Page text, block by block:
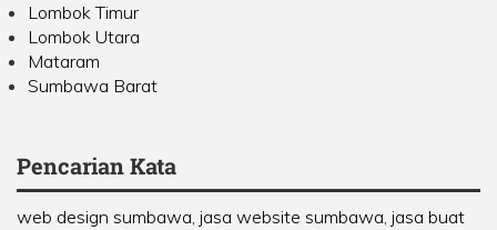
Lombok Timur
Lombok Utara
Mataram
Sumbawa Barat
Pencarian Kata
web design sumbawa, jasa website sumbawa, jasa buat